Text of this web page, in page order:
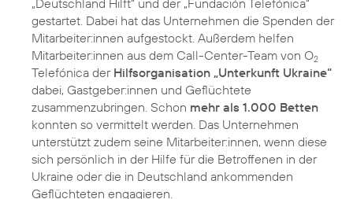
„Deutschland Hilft“ und der „Fundación Telefónica“
gestartet. Dabei hat das Unternehmen die Spenden der
Mitarbeiter:innen aufgestockt. Außerdem helfen
Mitarbeiter:innen aus dem Call-Center-Team von O2
Telefónica der Hilfsorganisation „Unterkunft Ukraine“
dabei, Gastgeber:innen und Geflüchtete
zusammenzubringen. Schon mehr als 1.000 Betten
konnten so vermittelt werden. Das Unternehmen
unterstützt zudem seine Mitarbeiter:innen, wenn diese
sich persönlich in der Hilfe für die Betroffenen in der
Ukraine oder die in Deutschland ankommenden
Geflüchteten engagieren.